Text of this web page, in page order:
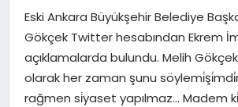
EKONOMI
SANAT
Eski Ankara Büyükşehir Belediye
Gökçek Twitter hesabından Ekrem
açıklamalarda bulundu. Melih
olarak her zaman şunu
rağmen si̇yaset yapılmaz… Madem